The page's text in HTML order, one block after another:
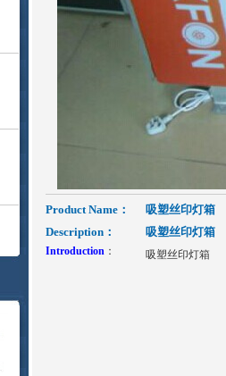
Product Name：
吸塑丝印灯箱
Description：
吸塑丝印灯箱
Introduction： 吸塑丝印灯箱